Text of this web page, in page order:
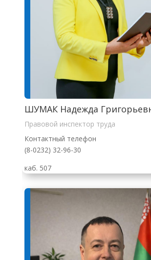
ШУМАК Надежда
Правовой инспектор труда
Контактный телефон
(8-0232) 32-96-30
каб. 507